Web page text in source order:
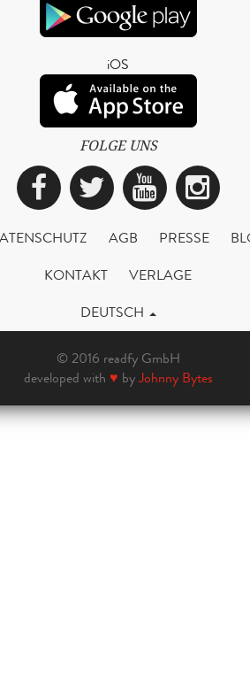
iOS
FOLGE UNS
Facebook
Twitter
AGB PRESSE
KONTAKT
VERLAGE
DEUTSCH
© 2016 readfy GmbH
developed with ♥ byJohnny Bytes